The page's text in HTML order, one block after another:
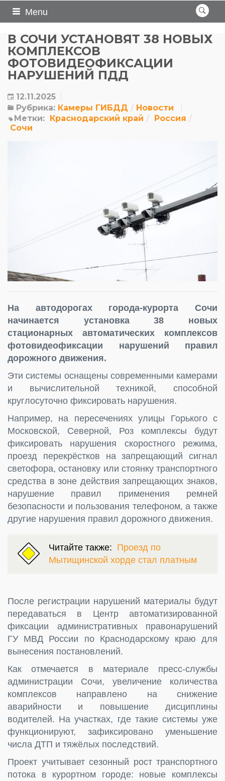
Menu
В СОЧИ УСТАНОВЯТ 38 НОВЫХ
КОМПЛЕКСОВ
ФОТОВИДЕОФИКСАЦИИ
НАРУШЕНИЙ ПДД
12.11.2025
Рубрика: Камеры ГИБДД
Новости
Метки: Краснодарский край
Россия
Сочи
На автодорогах города-курорта Сочи
начинается установка 38 новых
стационарных автоматических комплексов
фотовидеофиксации нарушений правил
дорожного движения.
Эти системы оснащены современными камерами
и вычислительной техникой, способной
круглосуточно фиксировать нарушения.
Например, на пересечениях улицы Горького с
Московской, Северной, Роз комплексы будут
фиксировать нарушения скоростного режима,
проезд перекрёстков на запрещающий сигнал
светофора, остановку или стоянку транспортного
средства в зоне действия запрещающих знаков,
нарушение правил применения ремней
безопасности и пользования телефоном, а также
другие нарушения правил дорожного движения.
Читайте также: Проезд по
Мытищинской хорде стал платным
После регистрации нарушений материалы будут
передаваться в Центр автоматизированной
фиксации административных правонарушений
ГУ МВД России по Краснодарскому краю для
вынесения постановлений.
Как отмечается в материале пресс-службы
администрации Сочи, увеличение количества
комплексов направлено на снижение
аварийности и повышение дисциплины
водителей. На участках, где такие системы уже
функционируют, зафиксировано уменьшение
числа ДТП и тяжёлых последствий.
Проект учитывает сезонный рост транспортного
потока в курортном городе: новые комплексы